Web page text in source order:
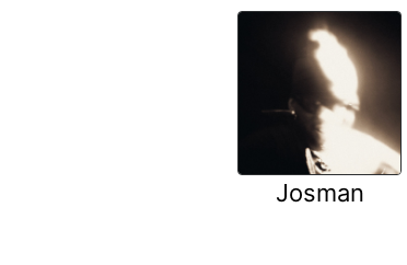
Josman